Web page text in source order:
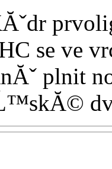
se ve
plnit